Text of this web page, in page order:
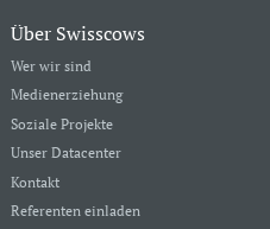
Über Swisscows
Wer wir sind
Medienerziehung
Soziale Projekte
Unser Datacenter
Kontakt
Referenten einladen